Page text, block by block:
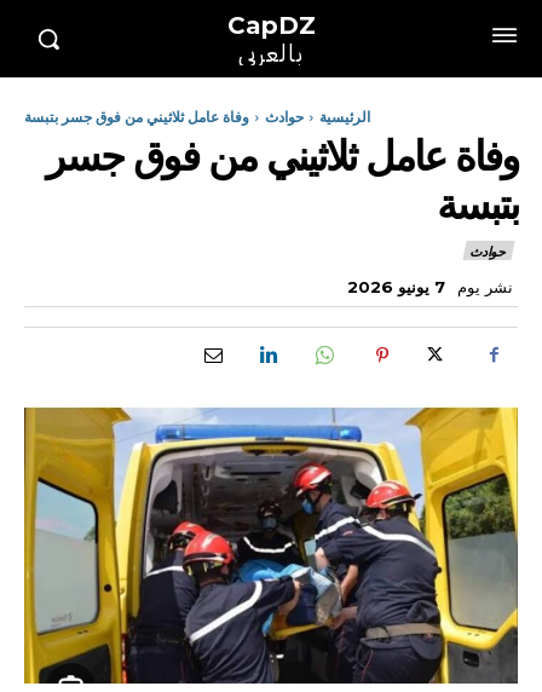
CapDZ
بالعربي
الرئيسية حوادث وفاة عامل ثلاثيني من فوق جسر بتبسة
وفاة عامل ثلاثيني من فوق جسر
بتبسة
حوادث
نشر يوم 7 يونيو 2026